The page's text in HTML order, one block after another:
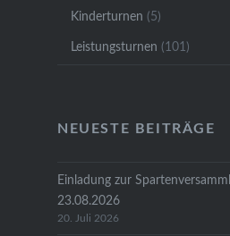
Kinderturnen (5)
Leistungsturnen (101)
NEUESTE BEITRÄGE
Einladung zur
23.08.2026
20. Juli 2026